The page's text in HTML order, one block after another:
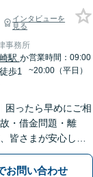
インタビューを
見る
事務所
駅 か
歩1
営業時間：09:00
~20:00（平日）
困ったら早めにご相
・借金問題・離
皆さまが安心して
解決に尽力しま
チコミ・リピータ
お問い合わせ